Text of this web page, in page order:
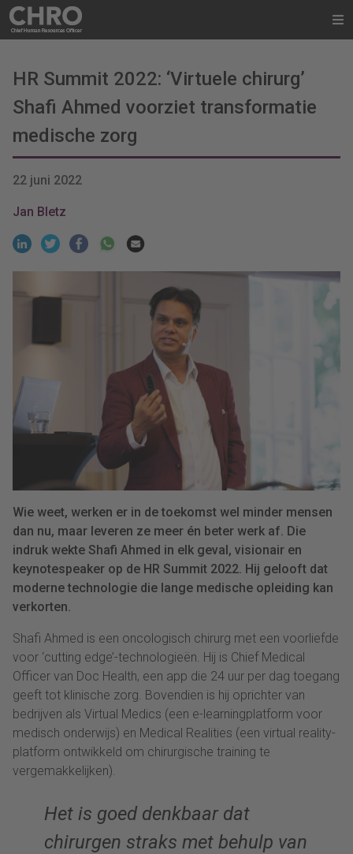
HR Summit 2022: ‘Virtuele chirurg’
Shafi Ahmed voorziet transformatie
medische zorg
22 juni 2022
Jan Bletz
Wie weet, werken er in de toekomst wel minder mensen
dan nu, maar leveren ze meer én beter werk af. Die
indruk wekte Shafi Ahmed in elk geval, visionair en
keynotespeaker op de HR Summit 2022. Hij gelooft dat
moderne technologie die lange medische opleiding kan
verkorten.
Shafi Ahmed is een oncologisch chirurg met een voorliefde
voor ‘cutting edge’-technologieën. Hij is Chief Medical
Officer van Doc Health, een app die 24 uur per dag toegang
geeft tot klinische zorg. Bovendien is hij oprichter van
bedrijven als Virtual Medics (een e-learningplatform voor
medisch onderwijs) en Medical Realities (een virtual reality-
platform ontwikkeld om chirurgische training te
vergemakkelijken).
Het is goed denkbaar dat
chirurgen straks met behulp van